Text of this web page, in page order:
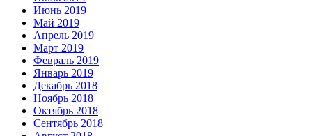
Июнь 2019
Май 2019
Апрель 2019
Март 2019
Февраль 2019
Январь 2019
Декабрь 2018
Ноябрь 2018
Октябрь 2018
Сентябрь 2018